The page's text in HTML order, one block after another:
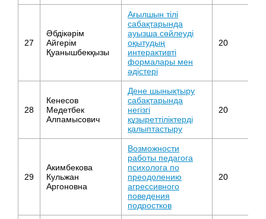
27
Әбдікәрім
Айгерім
Қуанышбекқызы
Ағылшын тілі
сабақтарында
ауызша сөйлеуді
оқытудың
интерактивті
формалары мен
әдістері
20
28
Кенесов
Медетбек
Алпамысович
Дене шынықтыру
сабақтарында
негізгі
құзыреттіліктерді
қалыптастыру
20
29
Акимбекова
Кульжан
Аргоновна
Возможности
работы педагога
психолога по
преодолению
агрессивного
поведения
подростков
20